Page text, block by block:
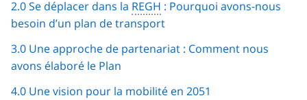
2.0 Se déplacer dans la REGH : Pourquoi avons-nous
besoin d’un plan de transport
3.0 Une approche de partenariat : Comment nous
avons élaboré le Plan
4.0 Une vision pour la mobilité en 2051